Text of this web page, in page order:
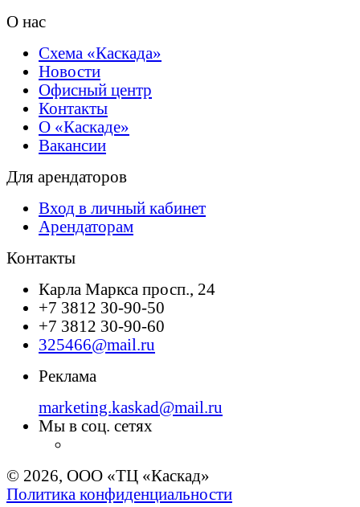
О нас
Схема «Каскада»
Новости
Офисный центр
Контакты
О «Каскаде»
Вакансии
Для арендаторов
Вход в личный кабинет
Арендаторам
Контакты
Карла Маркса просп., 24
+7 3812 30-90-50
+7 3812 30-90-60
325466@mail.ru
Реклама
marketing.kaskad@mail.ru
Мы в соц. сетях
© 2026, ООО «ТЦ «Каскад»
Политика конфиденциальности